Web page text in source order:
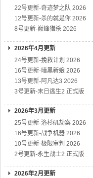
22号更新-奇迹梦之队 2026
12号更新-杀的就是你 2026
8号更新-巅峰猎杀 2026
2026年4月更新
24号更新-挽救计划 2026
16号更新-暗黑新娘 2026
13号更新-阿凡达3 2026
3号更新-末日逃生2 正式版
2026年3月更新
25号更新-洛杉矶劫案 2026
16号更新-战争机器 2026
10号更新-极限审判 2026
2号更新-永生战士2 正式版
2026年2月更新